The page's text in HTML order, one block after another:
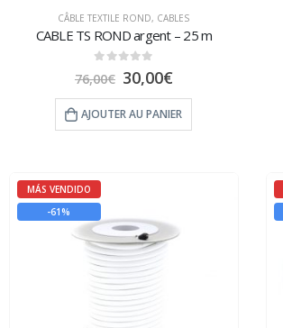
CÂBLE TEXTILE ROND, CABLES
CABLE TS ROND argent – 25 m
sur 5
76,00€ 30,00€
AJOUTER AU PANIER
MÁS VENDIDO
-61%